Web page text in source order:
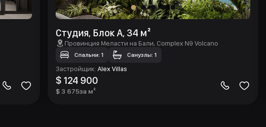
Студия, Блок А, 34 м²
Провинция Меласти на Бали, Complex N9 Volcano
Спальни: 1 Санузлы: 1
Застройщик:Alex Villas
$ 124 900
$ 3 675за м²